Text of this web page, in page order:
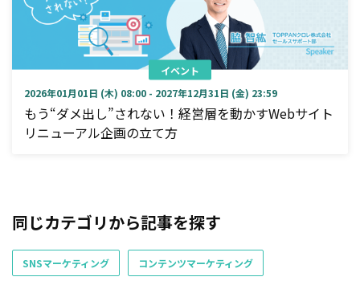
イベント
2026年01月01日 (木) 08:00 - 2027年12月31日 (金) 23:59
もう“ダメ出し”されない！経営層を動かすWebサイト
リニューアル企画の立て方
同じカテゴリから記事を探す
SNSマーケティング コンテンツマーケティング